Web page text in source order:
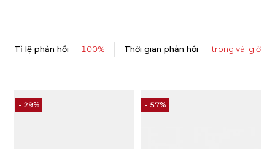
- 57%
Tỉ lệ phản hồi 100% Thời gian phản hồi trong vài giờ